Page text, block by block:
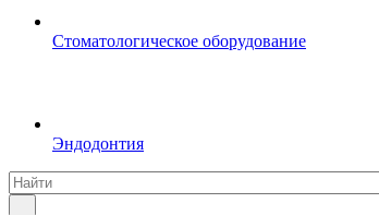
Стоматологическое оборудование
Эндодонтия